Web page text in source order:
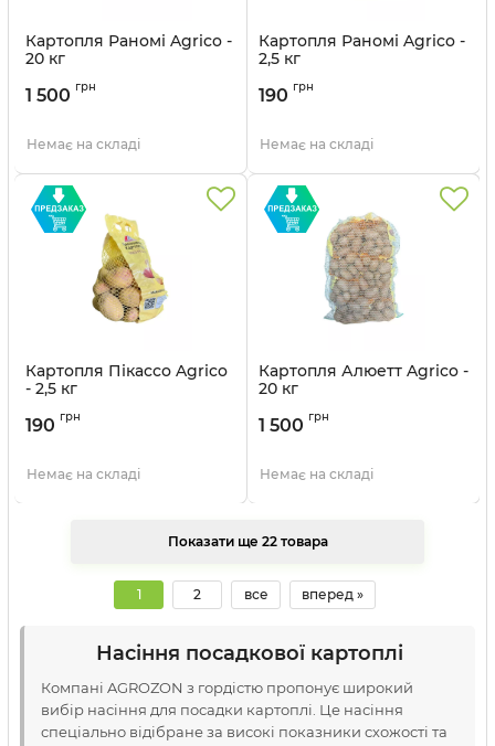
Картопля Раномі Agrico -
20 кг
1 500 грн
Немає на складі
Картопля Раномі Agrico -
2,5 кг
190 грн
Немає на складі
Картопля Пікассо Agrico
- 2,5 кг
190 грн
Немає на складі
Картопля Алюетт Agrico -
20 кг
1 500 грн
Немає на складі
Показати ще 22 товара
1 2 все вперед »
Насіння посадкової картоплі
Компані AGROZON з гордістю пропонує широкий
вибір насіння для посадки картоплі. Це насіння
спеціально відібране за високі показники схожості та